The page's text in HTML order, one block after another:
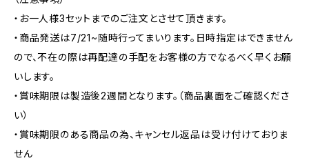
・お一人様3セットまでのご注文とさせて頂きます。
・商品発送は7/21~随時行ってまいります。日時指定はできません
ので、不在の際は再配達の手配をお客様の方でなるべく早くお願
いします。
・賞味期限は製造後2週間となります。（商品裏面をご確認くださ
い）
・賞味期限のある商品の為、キャンセル返品は受け付けておりま
せん